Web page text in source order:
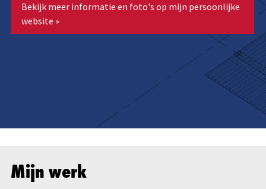
Bekijk meer informatie en foto's op mijn persoonlijke
website »
Mijn werk